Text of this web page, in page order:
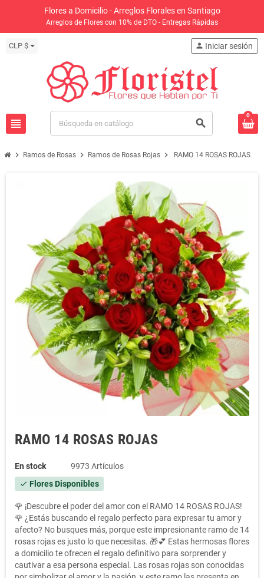
Flores a Domicilio - Arreglos Florales en Santiago
Arreglos de Flores con 10% de DTO - Entregas Rápidas
CLP $
view_headline search
person Iniciar sesión
0
chevron_right Ramos de Rosas chevron_right Ramos de Rosas Rojas chevron_right RAMO 14 ROSAS ROJAS
RAMO 14 ROSAS ROJAS
En stock 9973 Artículos
check Flores Disponibles
🌹 ¡Descubre el poder del amor con el RAMO 14 ROSAS ROJAS!
🌹 ¿Estás buscando el regalo perfecto para expresar tu amor y
afecto? No busques más, porque este impresionante ramo de 14
rosas rojas es justo lo que necesitas. 🎁💕 Estas hermosas flores
a domicilio te ofrecen el regalo definitivo para sorprender y
cautivar a esa persona especial. Las rosas rojas son conocidas